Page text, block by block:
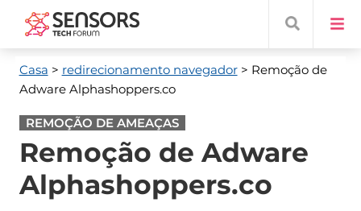
Casa > redirecionamento navegador> Remoção de
Adware Alphashoppers.co
REMOÇÃO DE AMEAÇAS
Remoção de Adware
Alphashoppers.co